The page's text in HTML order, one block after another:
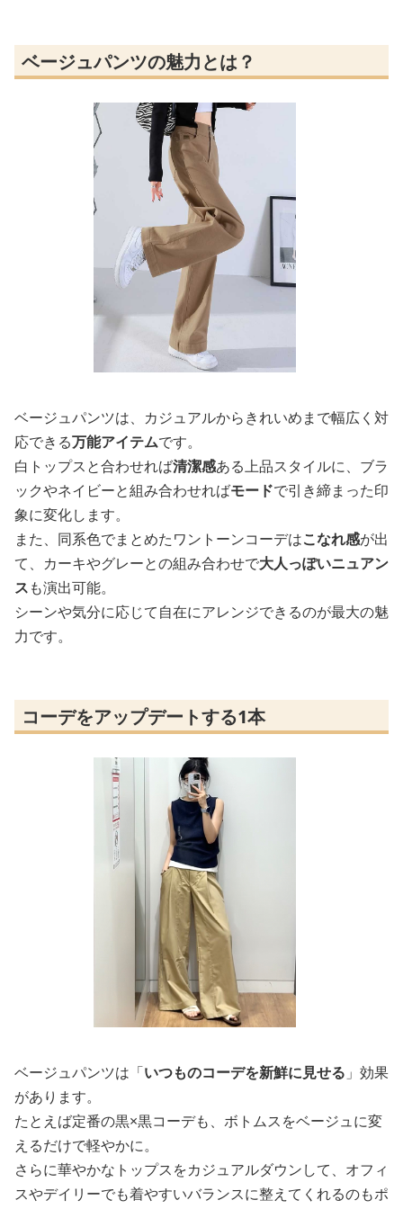
ベージュパンツの魅力とは？
ベージュパンツは、カジュアルからきれいめまで幅広く対
応できる万能アイテムです。
白トップスと合わせれば清潔感ある上品スタイルに、ブラ
ックやネイビーと組み合わせればモードで引き締まった印
象に変化します。
また、同系色でまとめたワントーンコーデはこなれ感が出
て、カーキやグレーとの組み合わせで大人っぽいニュアン
スも演出可能。
シーンや気分に応じて自在にアレンジできるのが最大の魅
力です。
コーデをアップデートする1本
ベージュパンツは「いつものコーデを新鮮に見せる 」効果
があります。
たとえば定番の黒×黒コーデも、ボトムスをベージュに変
えるだけで軽やかに。
さらに華やかなトップスをカジュアルダウンして、オフィ
スやデイリーでも着やすいバランスに整えてくれるのもポ